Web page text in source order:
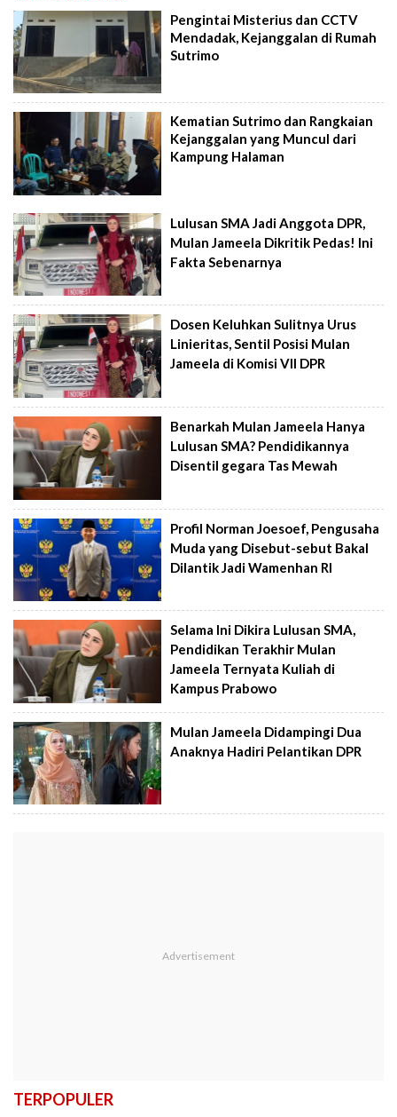
Pengintai Misterius dan CCTV
Mendadak, Kejanggalan di Rumah
Sutrimo
Kematian Sutrimo dan Rangkaian
Kejanggalan yang Muncul dari
Kampung Halaman
Lulusan SMA Jadi Anggota DPR,
Mulan Jameela Dikritik Pedas! Ini
Fakta Sebenarnya
Dosen Keluhkan Sulitnya Urus
Linieritas, Sentil Posisi Mulan
Jameela di Komisi VII DPR
Benarkah Mulan Jameela Hanya
Lulusan SMA? Pendidikannya
Disentil gegara Tas Mewah
Profil Norman Joesoef, Pengusaha
Muda yang Disebut-sebut Bakal
Dilantik Jadi Wamenhan RI
Selama Ini Dikira Lulusan SMA,
Pendidikan Terakhir Mulan
Jameela Ternyata Kuliah di
Kampus Prabowo
Mulan Jameela Didampingi Dua
Anaknya Hadiri Pelantikan DPR
TERPOPULER